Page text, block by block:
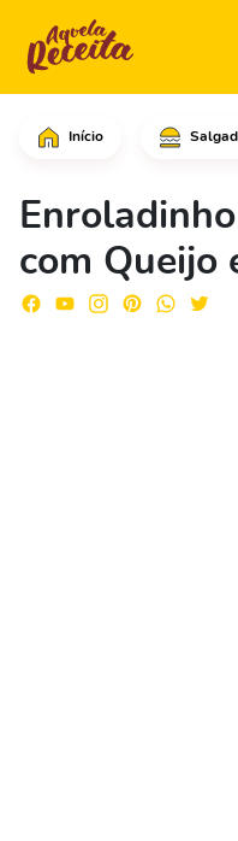
Início
com Queijo
Comece